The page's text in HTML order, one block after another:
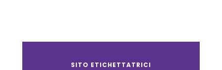
SITO ETICHETTATRICI